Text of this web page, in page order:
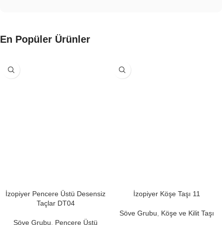
En Popüler Ürünler
İzopiyer Pencere Üstü Desensiz
Taçlar DT04
Söve Grubu
Pencere Üstü
İzopiyer Köşe Taşı 11
Söve Grubu Köşe ve Kilit Taşı